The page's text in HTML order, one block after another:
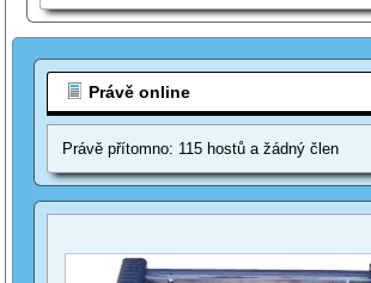
Právě online
Právě přítomno: 115 hostů a žádný člen